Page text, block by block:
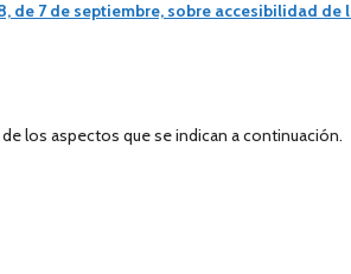
de 7 de septiembre, sobre accesibilidad de
los aspectos que se indican a continuación.